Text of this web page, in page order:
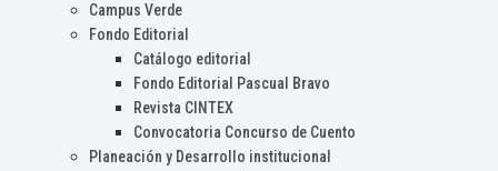
Campus Verde
Fondo Editorial
Catálogo editorial
Fondo Editorial Pascual Bravo
Revista CINTEX
Convocatoria Concurso de Cuento
Planeación y Desarrollo institucional